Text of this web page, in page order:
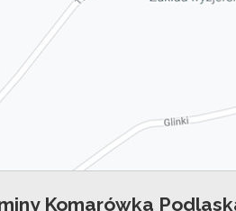
Komarówka